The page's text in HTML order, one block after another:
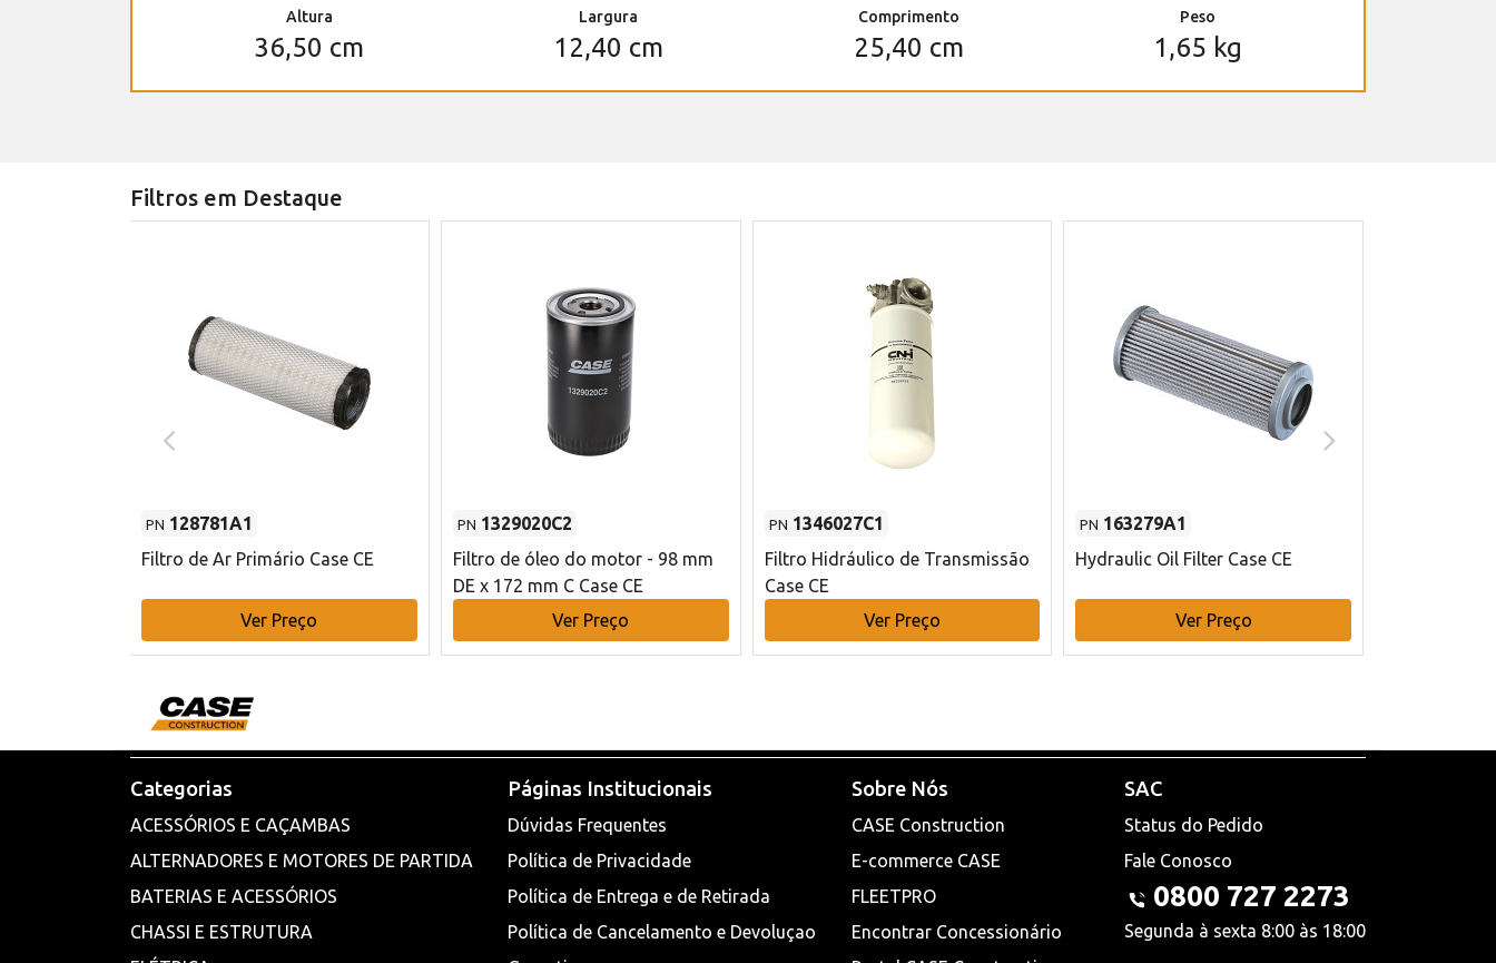
Altura
36,50 cm
Largura
12,40 cm
Comprimento
25,40 cm
Peso
1,65 kg
Filtros em Destaque
PN 128781A1
Filtro de Ar Primário Case CE
Ver Preço
PN 1329020C2
Filtro de óleo do motor - 98 mm
DE x 172 mm C Case CE
Ver Preço
PN 1346027C1
Filtro Hidráulico de Transmissão
Case CE
Ver Preço
PN 163279A1
Hydraulic Oil Filter Case CE
Ver Preço
Categorias
ACESSÓRIOS E CAÇAMBAS
ALTERNADORES E MOTORES DE PARTIDA
BATERIAS E ACESSÓRIOS
CHASSI E ESTRUTURA
Páginas Institucionais
Dúvidas Frequentes
Política de Privacidade
Política de Entrega e de Retirada
Política de Cancelamento e Devoluçao
Sobre Nós
CASE Construction
E-commerce CASE
FLEETPRO
Encontrar Concessionário
SAC
Status do Pedido
Fale Conosco
0800 727 2273
Segunda à sexta 8:00 às 18:00